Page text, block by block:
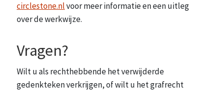
circlestone.nlvoor meer informatie en een uitleg
over de werkwijze.
Vragen?
Wilt u als rechthebbende het verwijderde
gedenkteken verkrijgen, of wilt u het grafrecht